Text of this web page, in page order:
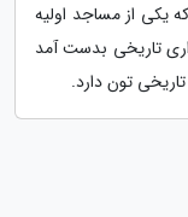
یکی از مساجد اولیه
تاریخی بدست آمد
تون دارد.